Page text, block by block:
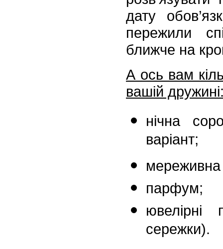
дату
пережили
ближче на
А ось вам
вашій
нічна
варіант;
мереживна
парфум;
ювелірні
сережки).